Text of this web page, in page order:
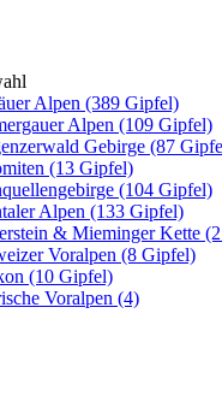
Alpen (389 Gipfel)
Alpen (109 Gipfel)
Gebirge (87
(13 Gipfel)
(104 Gipfel)
Alpen (133 Gipfel)
& Mieminger Kette
Voralpen (8 Gipfel)
(10 Gipfel)
Voralpen (4)